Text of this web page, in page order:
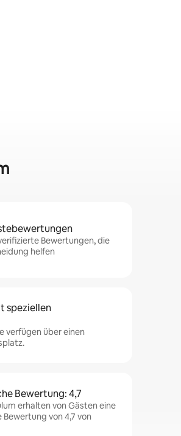
Bewertungen, die
helfen
speziellen
verfügen über einen
Bewertung: 4,7
erhalten von Gästen eine
von 4,7 von